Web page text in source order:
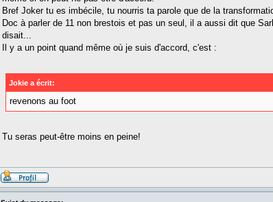
Bref Joker tu es imbécile, tu nourris ta parole que de la
Doc à parler de 11 non brestois et pas un seul, il a aussi dit que
disait...
Il y a un point quand même où je suis d'accord, c'est :
Jokie a écrit:
revenons au foot
Tu seras peut-être moins en peine!